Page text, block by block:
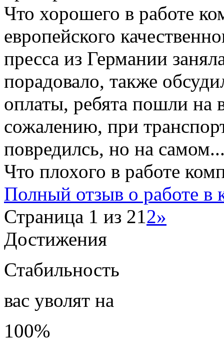
Что хорошего в работе
европейского
пресса из Германии
порадовало, также
оплаты, ребята пошли на
сожалению, при
повредилсь, но на
Что плохого в работе
Полный отзыв о работе в
Страница 1 из 212»
Достижения
Стабильность
вас уволят на
100%